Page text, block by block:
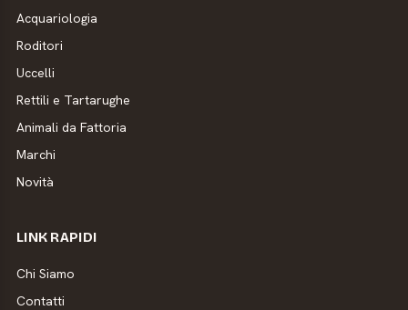
Acquariologia
Roditori
Uccelli
Rettili e Tartarughe
Animali da Fattoria
Marchi
Novità
LINK RAPIDI
Chi Siamo
Contatti